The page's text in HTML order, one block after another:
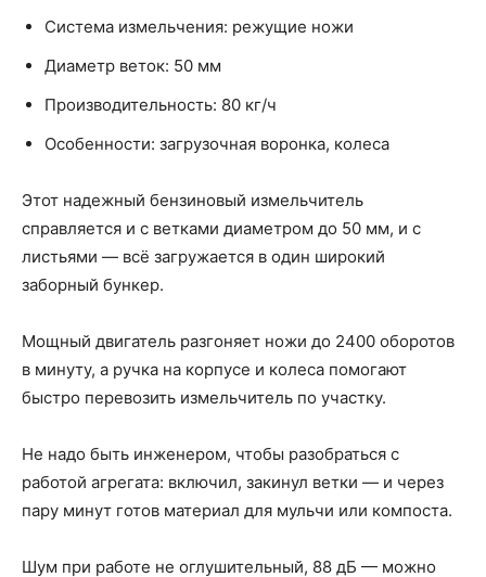
Система измельчения: режущие ножи
Диаметр веток: 50 мм
Производительность: 80 кг/ч
Особенности: загрузочная воронка, колеса
Этот надежный бензиновый измельчитель
справляется и с ветками диаметром до 50 мм, и с
листьями — всё загружается в один широкий
заборный бункер.
Мощный двигатель разгоняет ножи до 2400 оборотов
в минуту, а ручка на корпусе и колеса помогают
быстро перевозить измельчитель по участку.
Не надо быть инженером, чтобы разобраться с
работой агрегата: включил, закинул ветки — и через
пару минут готов материал для мульчи или компоста.
Шум при работе не оглушительный, 88 дБ — можно